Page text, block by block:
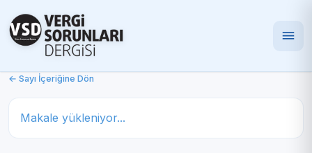
← Sayı İçeriğine Dön
Makale yükleniyor...